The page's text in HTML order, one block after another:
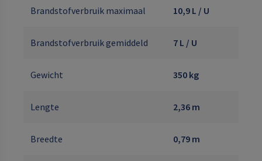
Brandstofverbruik maximaal 10,9 L / U
Brandstofverbruik gemiddeld 7 L / U
Gewicht 350 kg
Lengte 2,36 m
Breedte 0,79 m